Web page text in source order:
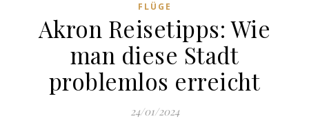
FLÜGE
Akron Reisetipps: Wie
man diese Stadt
problemlos erreicht
24/01/2024